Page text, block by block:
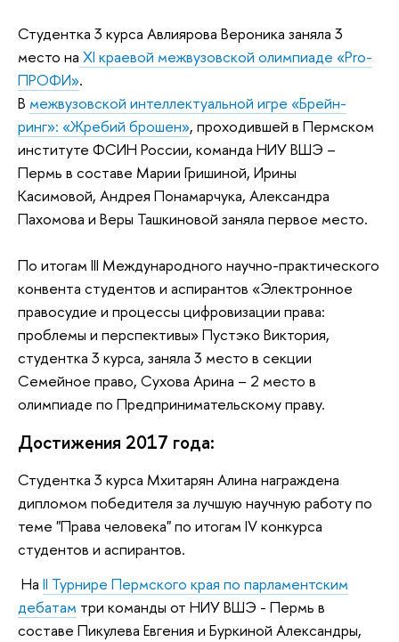
Студентка 3 курса Авлиярова Вероника заняла 3
место на ХI краевой межвузовской олимпиаде «Pro-
ПРОФИ».
В межвузовской интеллектуальной игре «Брейн-
ринг»: «Жребий брошен», проходившей в Пермском
институте ФСИН России, команда НИУ ВШЭ –
Пермь в составе Марии Гришиной, Ирины
Касимовой, Андрея Понамарчука, Александра
Пахомова и Веры Ташкиновой заняла первое место.
По итогам III Международного научно-практического
конвента студентов и аспирантов «Электронное
правосудие и процессы цифровизации права:
проблемы и перспективы» Пустэко Виктория,
студентка 3 курса, заняла 3 место в секции
Семейное право, Сухова Арина – 2 место в
олимпиаде по Предпринимательскому праву.
Достижения 2017 года:
Студентка 3 курса Мхитарян Алина награждена
дипломом победителя за лучшую научную работу по
теме "Права человека" по итогам IV конкурса
студентов и аспирантов.
На II Турнире Пермского края по парламентским
дебатам три команды от НИУ ВШЭ - Пермь в
составе Пикулева Евгения и Буркиной Александры,